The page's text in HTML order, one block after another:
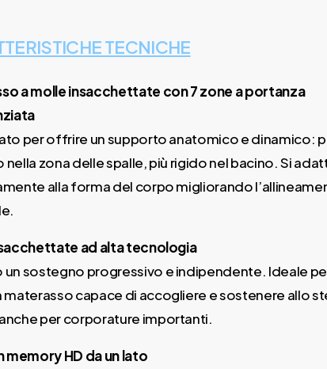
TECNICHE
a molle insacchettate con 7 zone a portanza
per offrire un supporto anatomico e dinamico:
zona delle spalle, più rigido nel bacino. Si
alla forma del corpo migliorando
ad alta tecnologia
sostegno progressivo e indipendente. Ideale
materasso capace di accogliere e sostenere allo
per corporature importanti.
memory HD da un lato